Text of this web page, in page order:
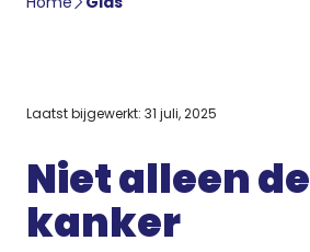
Laatst bijgewerkt: 31 juli, 2025
Niet alleen de
kanker